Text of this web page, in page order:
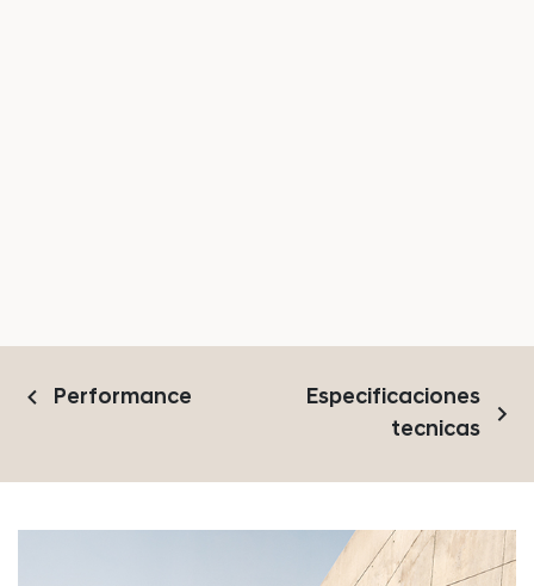
keyboard_arrow_left Performance
Especificaciones
tecnicas
keyboard_arrow_right